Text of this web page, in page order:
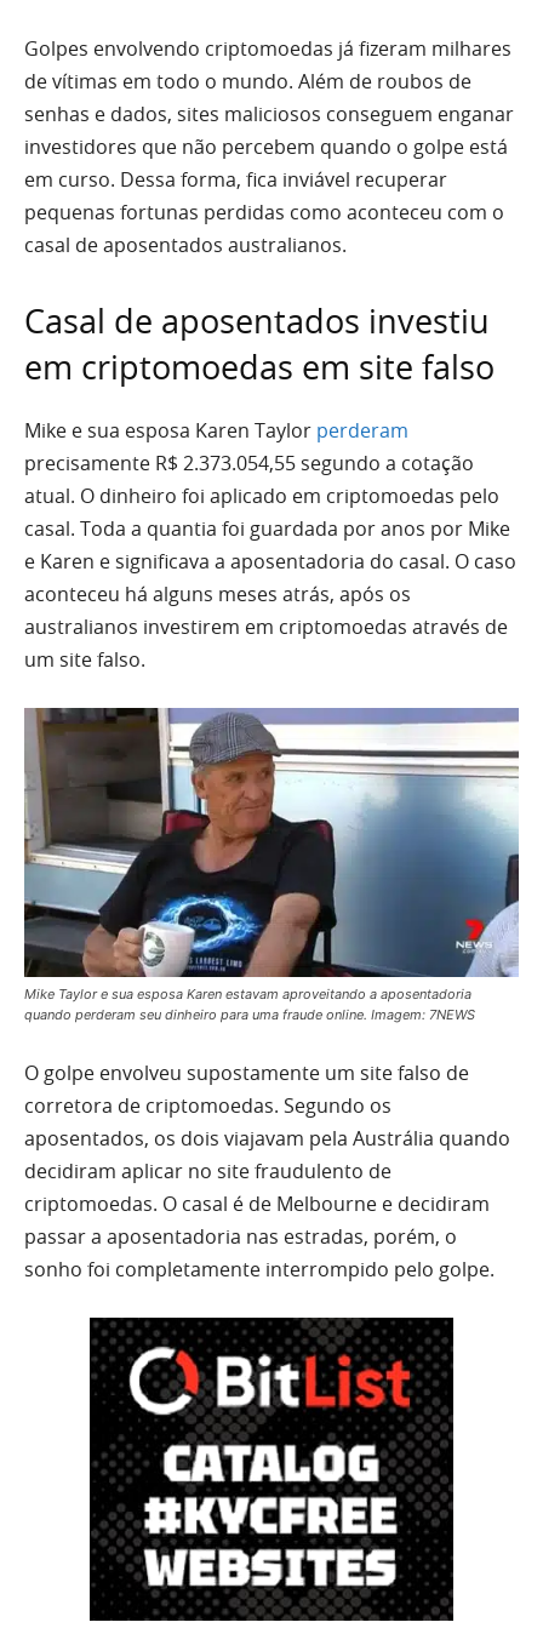
Golpes envolvendo criptomoedas já fizeram milhares
de vítimas em todo o mundo. Além de roubos de
senhas e dados, sites maliciosos conseguem enganar
investidores que não percebem quando o golpe está
em curso. Dessa forma, fica inviável recuperar
pequenas fortunas perdidas como aconteceu com o
casal de aposentados australianos.
Casal de aposentados investiu
em criptomoedas em site falso
Mike e sua esposa Karen Taylor perderam
precisamente R$ 2.373.054,55 segundo a cotação
atual. O dinheiro foi aplicado em criptomoedas pelo
casal. Toda a quantia foi guardada por anos por Mike
e Karen e significava a aposentadoria do casal. O caso
aconteceu há alguns meses atrás, após os
australianos investirem em criptomoedas através de
um site falso.
Mike Taylor e sua esposa Karen estavam aproveitando a aposentadoria
quando perderam seu dinheiro para uma fraude online. Imagem: 7NEWS
O golpe envolveu supostamente um site falso de
corretora de criptomoedas. Segundo os
aposentados, os dois viajavam pela Austrália quando
decidiram aplicar no site fraudulento de
criptomoedas. O casal é de Melbourne e decidiram
passar a aposentadoria nas estradas, porém, o
sonho foi completamente interrompido pelo golpe.